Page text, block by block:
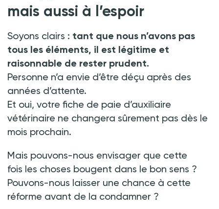
mais aussi à l’espoir
Soyons clairs : tant que nous n’avons pas
tous les éléments, il est légitime et
raisonnable de rester prudent.
Personne n’a envie d’être déçu après des
années d’attente.
Et oui, votre fiche de paie d’auxiliaire
vétérinaire ne changera sûrement pas dès le
mois prochain.
Mais pouvons-nous envisager que cette
fois les choses bougent dans le bon sens ?
Pouvons-nous laisser une chance à cette
réforme avant de la condamner ?